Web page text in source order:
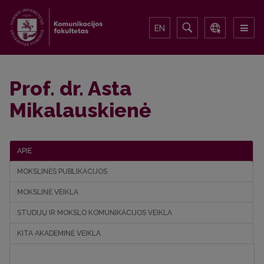
EN
Prof. dr. Asta
Mikalauskienė
APIE
MOKSLINĖS PUBLIKACIJOS
MOKSLINĖ VEIKLA
STUDIJŲ IR MOKSLO KOMUNIKACIJOS VEIKLA
KITA AKADEMINĖ VEIKLA